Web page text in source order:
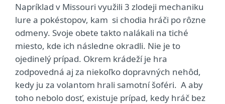
Napríklad v Missouri využili 3 zlodeji mechaniku
lure a pokéstopov, kam si chodia hráči po rôzne
odmeny. Svoje obete takto nalákali na tiché
miesto, kde ich následne okradli. Nie je to
ojedinelý prípad. Okrem krádeží je hra
zodpovedná aj za niekoľko dopravných nehôd,
kedy ju za volantom hrali samotní šoféri. A aby
toho nebolo dosť, existuje prípad, kedy hráč bez